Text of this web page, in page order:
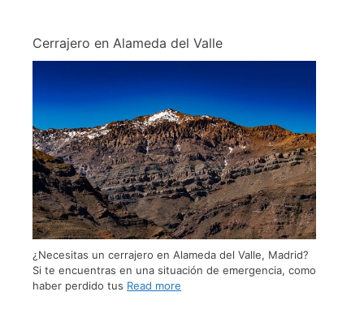
Cerrajero en Alameda del Valle
¿Necesitas un cerrajero en Alameda del Valle, Madrid?
Si te encuentras en una situación de emergencia, como
haber perdido tus Read more